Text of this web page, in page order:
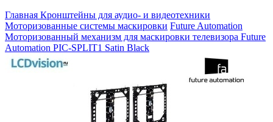
Главная Кронштейны для аудио- и видеотехники
Моторизованные системы маскировки Future Automation
Моторизованный механизм для маскировки телевизора Future
Automation PIC-SPLIT1 Satin Black